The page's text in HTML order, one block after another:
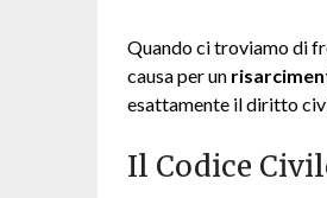
Quando ci troviamo di
causa per un
esattamente il diritto
Il Codice